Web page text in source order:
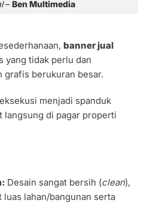
– Ben Multimedia
banner jual
yang tidak perlu dan
grafis berukuran besar.
menjadi spanduk
langsung di pagar properti
Desain sangat bersih (clean),
lahan/bangunan serta